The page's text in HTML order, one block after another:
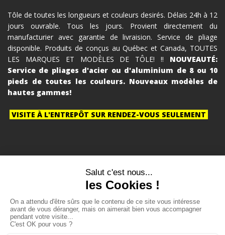
Tôle de toutes les longueurs et couleurs desirés. Délais 24h à 12
jours ouvrable. Tous les jours. Provient directement du
manufacturier avec garantie de livraision. Service de pliage
disponible. Produits de conçus au Québec et Canada, TOUTES
LES MARQUES ET MODÈLES DE TÔLE! !! NOUVEAUTÉ:
Service de pliages d'acier ou d'aluminium de 8 ou 10
pieds de toutes les couleurs. Nouveaux modèles de
hautes gammes!
VISITE À L'ENTREPÔT SUR RENDEZ-VOUS SEULEMENT
fissuresdefondation.ca/fissures-de-fondation •
Tous droits réservés ©www.toletsc.ca•Sitemap •Créé et hébergé
chez MaPlateforme.ca
Conditions d'utilisation et politique de